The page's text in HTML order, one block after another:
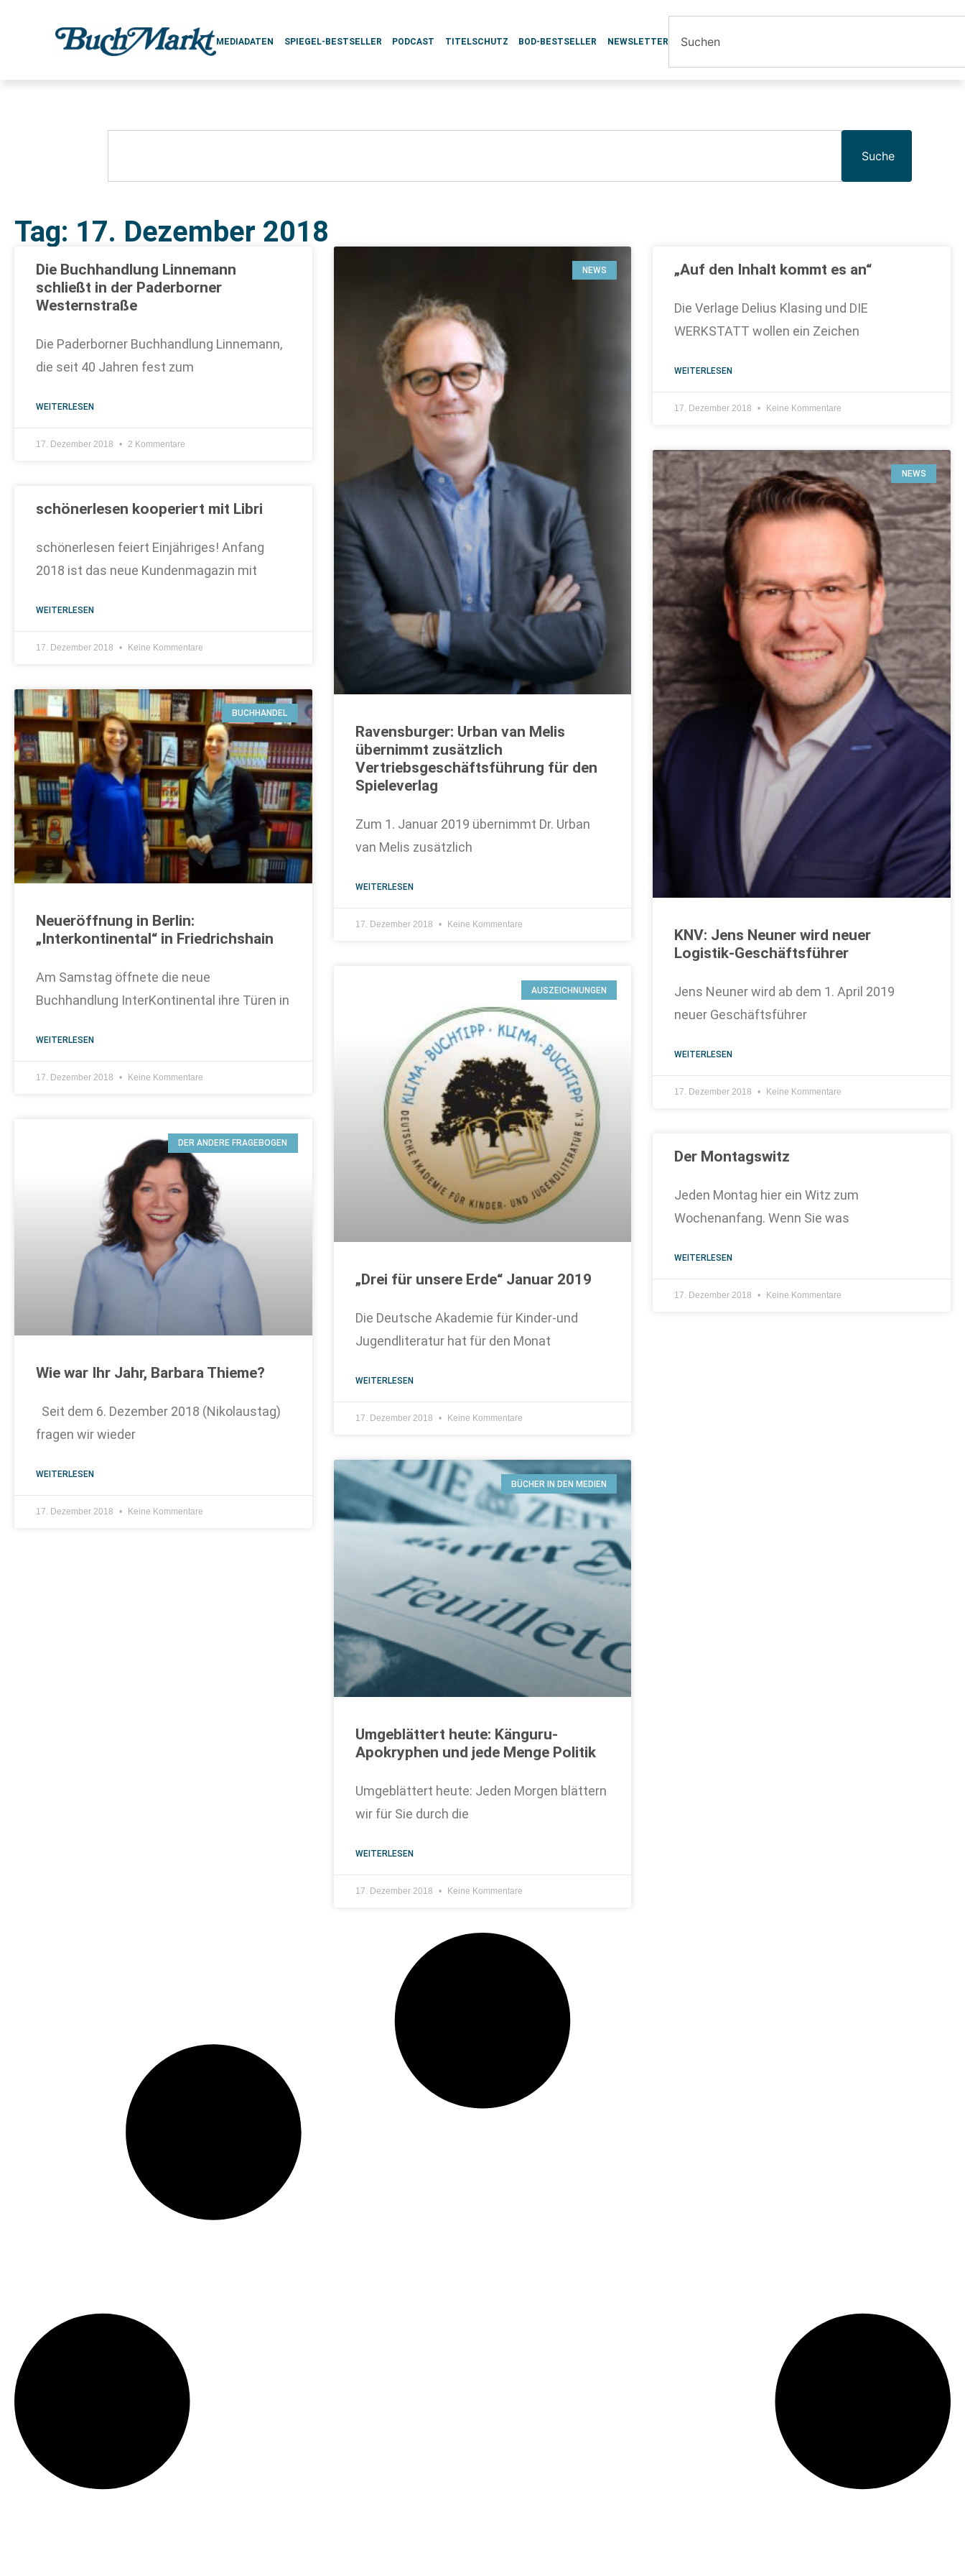
MEDIADATEN SPIEGEL-BESTSELLER PODCAST TITELSCHUTZ BOD-BESTSELLER NEWSLETTER
Suche
Tag: 17. Dezember 2018
Die Buchhandlung Linnemann
schließt in der Paderborner
Westernstraße
Die Paderborner Buchhandlung Linnemann,
die seit 40 Jahren fest zum
WEITERLESEN
17. Dezember 2018 2 Kommentare
NEWS
Ravensburger: Urban van Melis
übernimmt zusätzlich
Vertriebsgeschäftsführung für den
Spieleverlag
Zum 1. Januar 2019 übernimmt Dr. Urban
van Melis zusätzlich
WEITERLESEN
17. Dezember 2018 Keine Kommentare
„Auf den Inhalt kommt es an“
Die Verlage Delius Klasing und DIE
WERKSTATT wollen ein Zeichen
WEITERLESEN
17. Dezember 2018 Keine Kommentare
schönerlesen kooperiert mit Libri
schönerlesen feiert Einjähriges! Anfang
2018 ist das neue Kundenmagazin mit
WEITERLESEN
17. Dezember 2018 Keine Kommentare
AUSZEICHNUNGEN
„Drei für unsere Erde“ Januar 2019
Die Deutsche Akademie für Kinder-und
Jugendliteratur hat für den Monat
WEITERLESEN
17. Dezember 2018 Keine Kommentare
NEWS
KNV: Jens Neuner wird neuer
Logistik-Geschäftsführer
Jens Neuner wird ab dem 1. April 2019
neuer Geschäftsführer
WEITERLESEN
17. Dezember 2018 Keine Kommentare
BUCHHANDEL
Neueröffnung in Berlin:
„Interkontinental“ in Friedrichshain
Am Samstag öffnete die neue
Buchhandlung InterKontinental ihre Türen in
WEITERLESEN
17. Dezember 2018 Keine Kommentare
BÜCHER IN DEN MEDIEN
Umgeblättert heute: Känguru-
Apokryphen und jede Menge Politik
Umgeblättert heute: Jeden Morgen blättern
wir für Sie durch die
WEITERLESEN
17. Dezember 2018 Keine Kommentare
Der Montagswitz
Jeden Montag hier ein Witz zum
Wochenanfang. Wenn Sie was
WEITERLESEN
17. Dezember 2018 Keine Kommentare
DER ANDERE FRAGEBOGEN
Wie war Ihr Jahr, Barbara Thieme?
Seit dem 6. Dezember 2018 (Nikolaustag)
fragen wir wieder
WEITERLESEN
17. Dezember 2018 Keine Kommentare